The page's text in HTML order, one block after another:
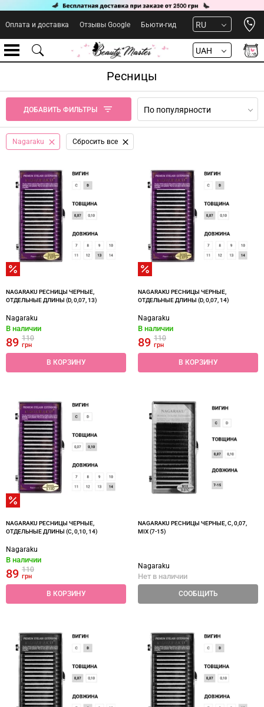
Оплата и доставка Отзывы Google Бьюти-гид RU
UAH
Ресницы
ДОБАВИТЬ ФИЛЬТРЫ По популярности
Nagaraku Сбросить все
NAGARAKU РЕСНИЦЫ ЧЕРНЫЕ,
ОТДЕЛЬНЫЕ ДЛИНЫ (D, 0,07, 13)
Nagaraku
В наличии
89 110
грн
В КОРЗИНУ
NAGARAKU РЕСНИЦЫ ЧЕРНЫЕ,
ОТДЕЛЬНЫЕ ДЛИНЫ (D, 0,07, 14)
Nagaraku
В наличии
89 110
грн
В КОРЗИНУ
NAGARAKU РЕСНИЦЫ ЧЕРНЫЕ,
ОТДЕЛЬНЫЕ ДЛИНЫ (C, 0,10, 14)
Nagaraku
В наличии
89 110
грн
В КОРЗИНУ
NAGARAKU РЕСНИЦЫ ЧЕРНЫЕ, C, 0,07,
MIX (7-15)
Nagaraku
Нет в наличии
СООБЩИТЬ